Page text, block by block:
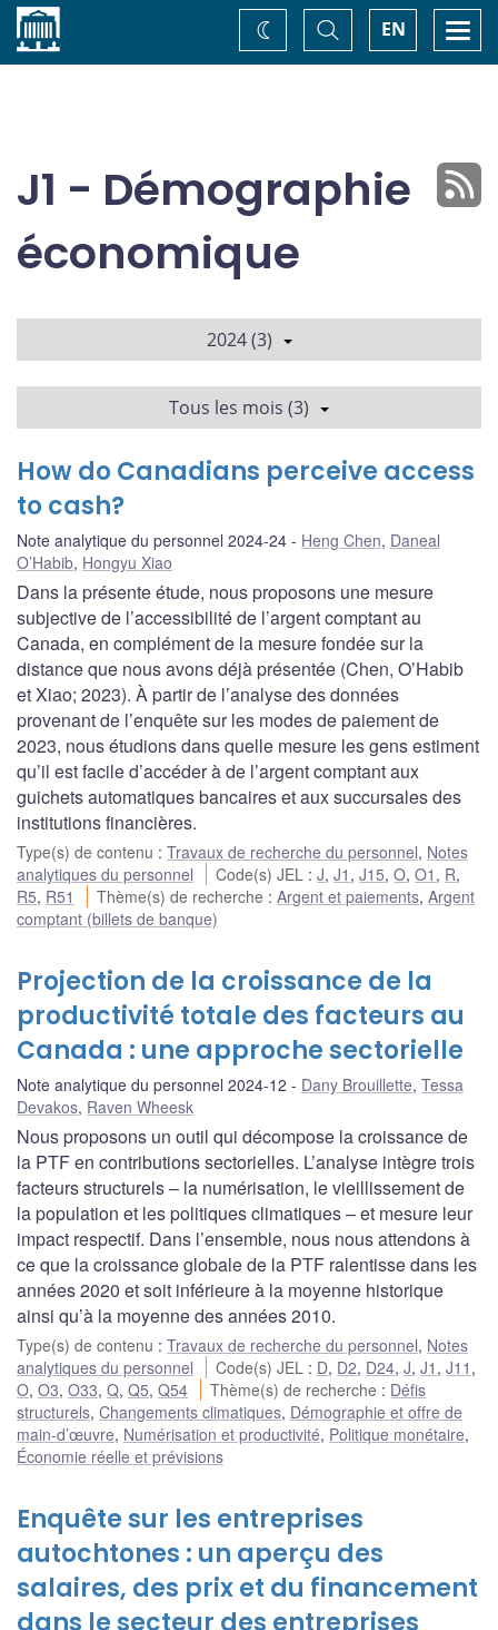
Accueil EN
Basculer
la
recherche
Changez
de
J1 - Démographie
économique
2024 (3)
Tous les mois (3)
How do Canadians perceive access
to cash?
Note analytique du personnel 2024-24 Heng Chen, Daneal
O’Habib, Hongyu Xiao
Dans la présente étude, nous proposons une mesure
subjective de l’accessibilité de l’argent comptant au
Canada, en complément de la mesure fondée sur la
distance que nous avons déjà présentée (Chen, O’Habib
et Xiao; 2023). À partir de l’analyse des données
provenant de l’enquête sur les modes de paiement de
2023, nous étudions dans quelle mesure les gens estiment
qu’il est facile d’accéder à de l’argent comptant aux
guichets automatiques bancaires et aux succursales des
institutions financières.
Type(s) de contenu : Travaux de recherche du personnel, Notes
analytiques du personnel
Code(s) JEL :J,J1 ,J15,O,O1 , R,
R5, R51 Thème(s) de recherche :Argent et paiements,Argent
comptant (billets de banque)
Projection de la croissance de la
productivité totale des facteurs au
Canada : une approche sectorielle
Note analytique du personnel 2024-12 Dany Brouillette, Tessa
Devakos, Raven Wheesk
Nous proposons un outil qui décompose la croissance de
la PTF en contributions sectorielles. L’analyse intègre trois
facteurs structurels – la numérisation, le vieillissement de
la population et les politiques climatiques – et mesure leur
impact respectif. Dans l’ensemble, nous nous attendons à
ce que la croissance globale de la PTF ralentisse dans les
années 2020 et soit inférieure à la moyenne historique
ainsi qu’à la moyenne des années 2010.
Type(s) de contenu : Travaux de recherche du personnel, Notes
analytiques du personnel
Code(s) JEL : D, D2, D24,J,J1 ,J11 ,
O, O3, O33, Q, Q5, Q54 Thème(s) de recherche : Défis
structurels, Changements climatiques, Démographie et offre de
main-d’œuvre, Numérisation et productivité, Politique monétaire,
Économie réelle et prévisions
Enquête sur les entreprises
autochtones : un aperçu des
salaires, des prix et du financement
dans le secteur des entreprises